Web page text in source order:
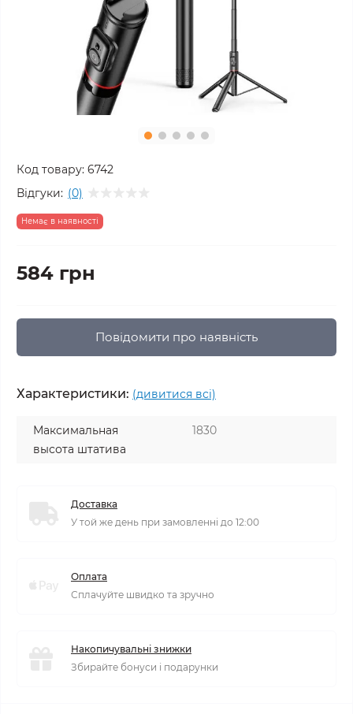
Код товару: 6742
Відгуки: (0)
Немає в наявності
584 грн
Повідомити про наявність
Характеристики: (дивитися всі)
Максимальная
высота штатива
1830
Доставка
У той же день при замовленні до 12:00
Оплата
Сплачуйте швидко та зручно
Накопичувальні знижки
Збирайте бонуси і подарунки